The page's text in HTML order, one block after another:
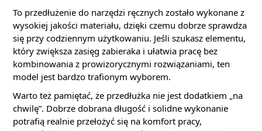
To przedłużenie do narzędzi ręcznych zostało wykonane z
wysokiej jakości materiału, dzięki czemu dobrze sprawdza
się przy codziennym użytkowaniu. Jeśli szukasz elementu,
który zwiększa zasięg zabieraka i ułatwia pracę bez
kombinowania z prowizorycznymi rozwiązaniami, ten
model jest bardzo trafionym wyborem.
Warto też pamiętać, że przedłużka nie jest dodatkiem „na
chwilę”. Dobrze dobrana długość i solidne wykonanie
potrafią realnie przełożyć się na komfort pracy,